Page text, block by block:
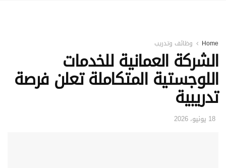
Home وظائف وتدريب
الشركة العمانية للخدمات
اللوجستية المتكاملة تعلن فرصة
تدريبية
18 يونيو، 2026